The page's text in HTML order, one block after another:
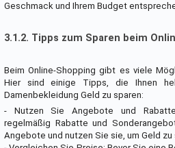
Geschmack und Ihrem Budget
3.1.2. Tipps zum Sparen beim
Beim Online-Shopping gibt es viele
Hier sind einige Tipps, die Ihnen
Damenbekleidung Geld zu sparen:
- Nutzen Sie Angebote und
regelmäßig Rabatte und
Angebote und nutzen Sie sie, um Geld zu